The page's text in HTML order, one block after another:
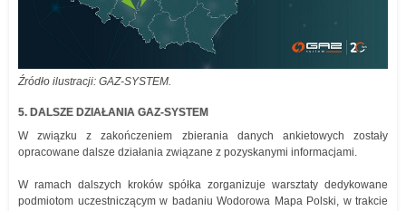
Źródło ilustracji: GAZ-SYSTEM.
5. DALSZE DZIAŁANIA GAZ-SYSTEM
W związku z zakończeniem zbierania danych ankietowych zostały
opracowane dalsze działania związane z pozyskanymi informacjami.
W ramach dalszych kroków spółka zorganizuje warsztaty dedykowane
podmiotom uczestniczącym w badaniu Wodorowa Mapa Polski, w trakcie